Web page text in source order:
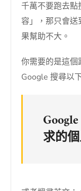
千萬不要跑去
容」，那只會
果幫助不大。
你需要的是這
Google 搜尋以
求的